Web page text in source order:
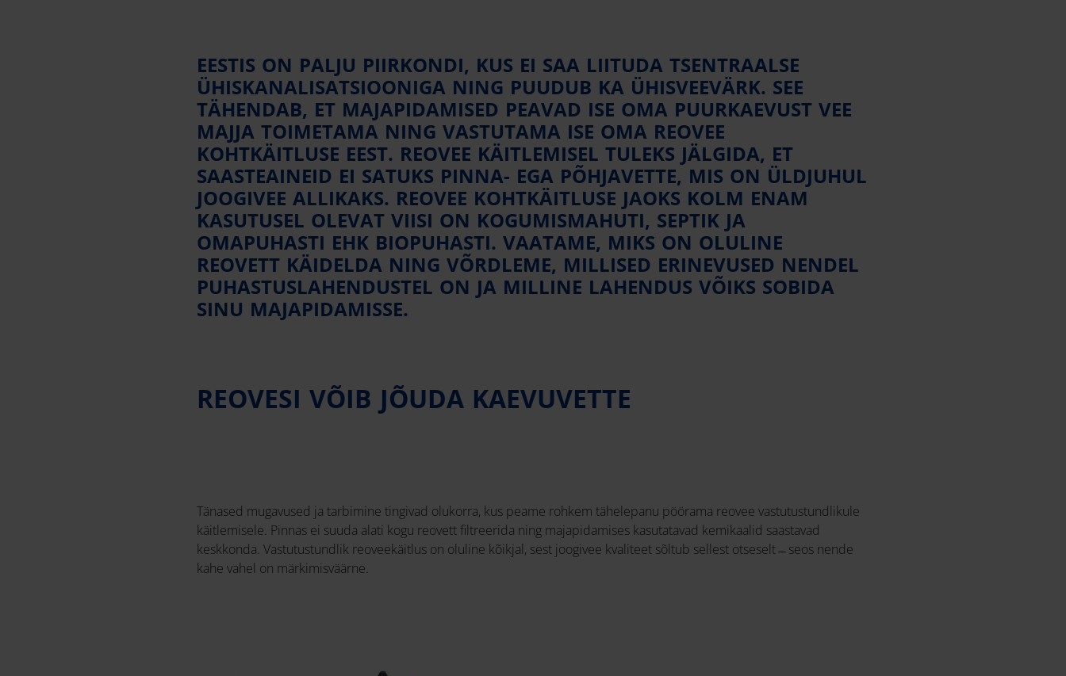
EESTIS ON PALJU PIIRKONDI, KUS EI SAA LIITUDA TSENTRAALSE
ÜHISKANALISATSIOONIGA NING PUUDUB KA ÜHISVEEVÄRK. SEE
TÄHENDAB, ET MAJAPIDAMISED PEAVAD ISE OMA PUURKAEVUST VEE
MAJJA TOIMETAMA NING VASTUTAMA ISE OMA REOVEE
KOHTKÄITLUSE EEST. REOVEE KÄITLEMISEL TULEKS JÄLGIDA, ET
SAASTEAINEID EI SATUKS PINNA- EGA PÕHJAVETTE, MIS ON ÜLDJUHUL
JOOGIVEE ALLIKAKS. REOVEE KOHTKÄITLUSE JAOKS KOLM ENAM
KASUTUSEL OLEVAT VIISI ON KOGUMISMAHUTI, SEPTIK JA
OMAPUHASTI EHK BIOPUHASTI. VAATAME, MIKS ON OLULINE
REOVETT KÄIDELDA NING VÕRDLEME, MILLISED ERINEVUSED NENDEL
PUHASTUSLAHENDUSTEL ON JA MILLINE LAHENDUS VÕIKS SOBIDA
SINU MAJAPIDAMISSE.
REOVESI VÕIB JÕUDA KAEVUVETTE
Tänased mugavused ja tarbimine tingivad olukorra, kus peame rohkem tähelepanu pöörama reovee vastutustundlikule
käitlemisele. Pinnas ei suuda alati kogu reovett filtreerida ning majapidamises kasutatavad kemikaalid saastavad
keskkonda. Vastutustundlik reoveekäitlus on oluline kõikjal, sest joogivee kvaliteet sõltub sellest otseselt ̶ seos nende
kahe vahel on märkimisväärne.